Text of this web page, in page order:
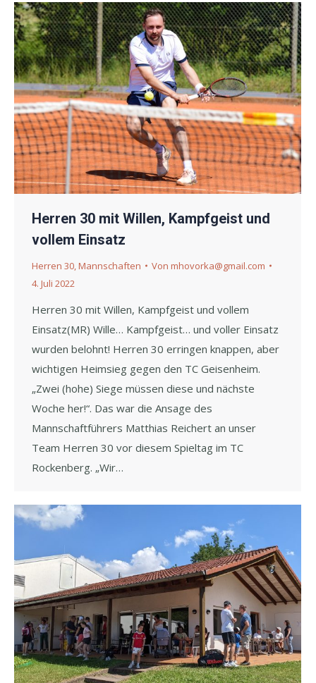
Herren 30 mit Willen, Kampfgeist und
vollem Einsatz
Herren 30 Mannschaften Von mhovorka@gmail.com
4. Juli 2022
Herren 30 mit Willen, Kampfgeist und vollem
Einsatz(MR) Wille… Kampfgeist… und voller Einsatz
wurden belohnt! Herren 30 erringen knappen, aber
wichtigen Heimsieg gegen den TC Geisenheim.
„Zwei (hohe) Siege müssen diese und nächste
Woche her!“. Das war die Ansage des
Mannschaftführers Matthias Reichert an unser
Team Herren 30 vor diesem Spieltag im TC
Rockenberg. „Wir…